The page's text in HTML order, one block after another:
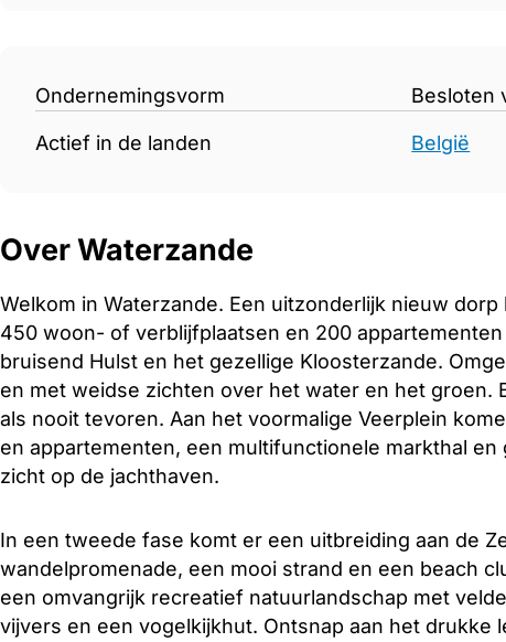
Ondernemingsvorm Besloten
Actief in de landen België
Over Waterzande
Welkom in Waterzande. Een uitzonderlijk nieuw
450 woon- of verblijfplaatsen en 200
bruisend Hulst en het gezellige Kloosterzande.
en met weidse zichten over het water en het groen.
als nooit tevoren. Aan het voormalige Veerplein
en appartementen, een multifunctionele markthal
zicht op de jachthaven.
In een tweede fase komt er een uitbreiding aan de
wandelpromenade, een mooi strand en een beach
een omvangrijk recreatief natuurlandschap met
vijvers en een vogelkijkhut. Ontsnap aan het drukke